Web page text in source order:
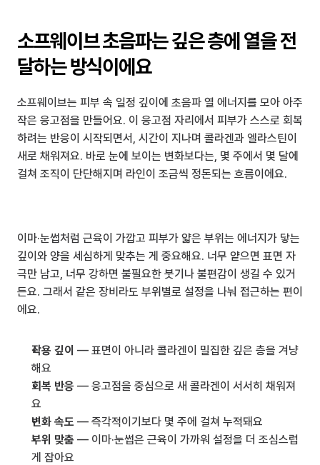
소프웨이브 초음파는 깊은 층에 열을 전
달하는 방식이에요
소프웨이브는 피부 속 일정 깊이에 초음파 열 에너지를 모아 아주
작은 응고점을 만들어요. 이 응고점 자리에서 피부가 스스로 회복
하려는 반응이 시작되면서, 시간이 지나며 콜라겐과 엘라스틴이
새로 채워져요. 바로 눈에 보이는 변화보다는, 몇 주에서 몇 달에
걸쳐 조직이 단단해지며 라인이 조금씩 정돈되는 흐름이에요.
이마·눈썹처럼 근육이 가깝고 피부가 얇은 부위는 에너지가 닿는
깊이와 양을 세심하게 맞추는 게 중요해요. 너무 얕으면 표면 자
극만 남고, 너무 강하면 불필요한 붓기나 불편감이 생길 수 있거
든요. 그래서 같은 장비라도 부위별로 설정을 나눠 접근하는 편이
에요.
작용 깊이 — 표면이 아니라 콜라겐이 밀집한 깊은 층을 겨냥
해요
회복 반응 — 응고점을 중심으로 새 콜라겐이 서서히 채워져
요
변화 속도 — 즉각적이기보다 몇 주에 걸쳐 누적돼요
부위 맞춤 — 이마·눈썹은 근육이 가까워 설정을 더 조심스럽
게 잡아요